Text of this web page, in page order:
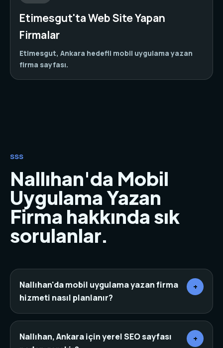
Etimesgut'ta Web Site Yapan
Firmalar
Etimesgut, Ankara hedefli mobil uygulama yazan
firma sayfası.
SSS
Nallıhan'da Mobil
Uygulama Yazan
Firma hakkında sık
sorulanlar.
Nallıhan'da mobil uygulama yazan firma
hizmeti nasıl planlanır?
+
Önce sektör, rakipler, hedef müşteri ve mevcut
dijital varlıklar incelenir. Ardından sayfa mimarisi,
içerik, tasarım, teknik altyapı ve dönüşüm noktaları
Nallıhan, Ankara için yerel SEO sayfası
+